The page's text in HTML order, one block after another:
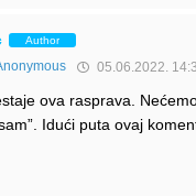
Author
05.06.2022.
ova rasprava.
Idući puta ovaj